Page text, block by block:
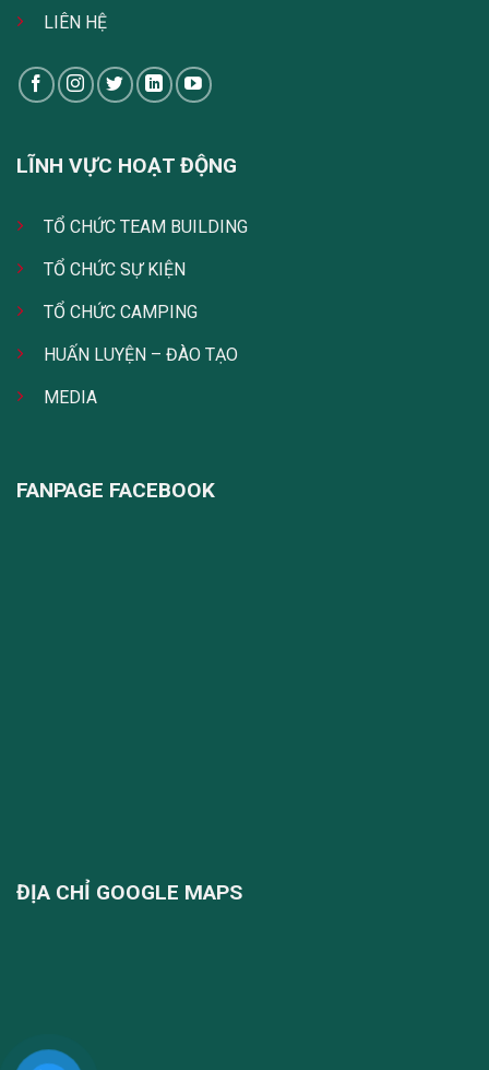
LIÊN HỆ
LĨNH VỰC HOẠT ĐỘNG
TỔ CHỨC TEAM BUILDING
TỔ CHỨC SỰ KIỆN
TỔ CHỨC CAMPING
HUẤN LUYỆN – ĐÀO TẠO
MEDIA
FANPAGE FACEBOOK
ĐỊA CHỈ GOOGLE MAPS